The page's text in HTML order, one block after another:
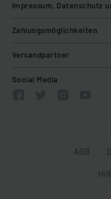
Impressum, Datenschutz
Zahlungsmöglichkeiten
Versandpartner
Social Media
AGB